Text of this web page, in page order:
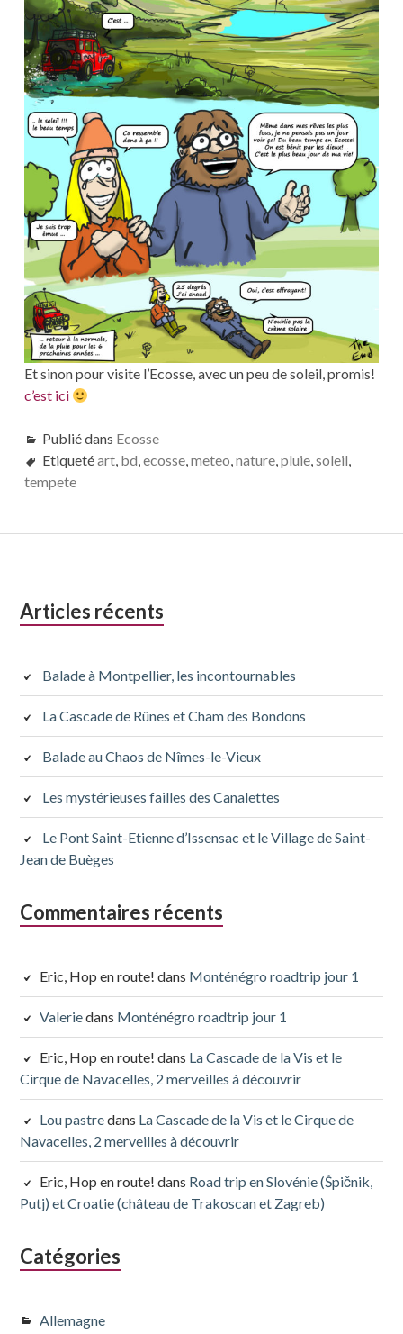
Et sinon pour visite l’Ecosse, avec un peu de soleil, promis!
c’est ici
Publié dans Ecosse
Etiquetéart, bd,ecosse,meteo,nature,pluie,soleil,
tempete
Colonne
subsidiaire
Articles récents
Balade à Montpellier, les incontournables
La Cascade de Rûnes et Cham des Bondons
Balade au Chaos de Nîmes-le-Vieux
Les mystérieuses failles des Canalettes
Le Pont Saint-Etienne d’Issensac et le Village de Saint-
Jean de Buèges
Commentaires récents
Eric, Hop en route! dans Monténégro roadtrip jour 1
Valeriedans Monténégro roadtrip jour 1
Eric, Hop en route! dans La Cascade de la Vis et le
Cirque de Navacelles, 2 merveilles à découvrir
Lou pastredans La Cascade de la Vis et le Cirque de
Navacelles, 2 merveilles à découvrir
Eric, Hop en route! dans Road trip en Slovénie (Špičnik,
Putj) et Croatie (château de Trakoscan et Zagreb)
Catégories
Allemagne